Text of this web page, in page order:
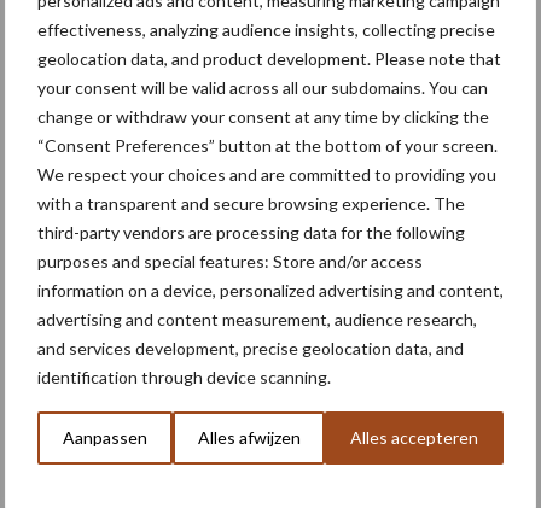
effectiveness, analyzing audience insights, collecting precise
geolocation data, and product development. Please note that
your consent will be valid across all our subdomains. You can
change or withdraw your consent at any time by clicking the
“Consent Preferences” button at the bottom of your screen.
We respect your choices and are committed to providing you
with a transparent and secure browsing experience. The
third-party vendors are processing data for the following
purposes and special features: Store and/or access
information on a device, personalized advertising and content,
advertising and content measurement, audience research,
and services development, precise geolocation data, and
identification through device scanning.
Aanpassen Alles afwijzen Alles accepteren
Meer artikelen over
“Hoge verwachtingen van
schijven voor kouters”
Nieuwe compacte
gedragen pootcombinatie
van AVR
onttrekkingsverbod uit: